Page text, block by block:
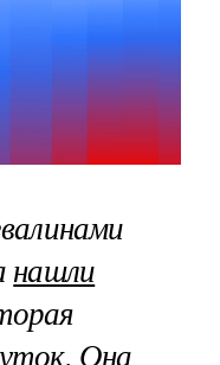
нашли
Она